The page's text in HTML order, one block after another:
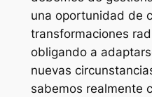
una oportunidad de
transformaciones
obligando a
nuevas
sabemos realmente